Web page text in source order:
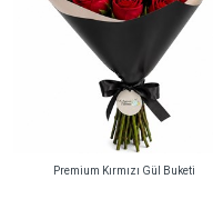
Premium Kırmızı Gül Buketi